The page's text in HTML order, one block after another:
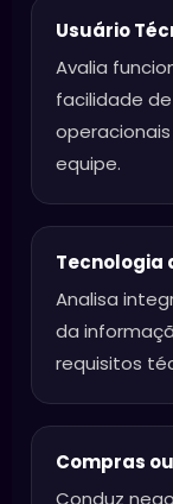
Usuário
Avalia
facilidade
equipe.
Tecnologia
Analisa
da
requisitos
Compras
Conduz